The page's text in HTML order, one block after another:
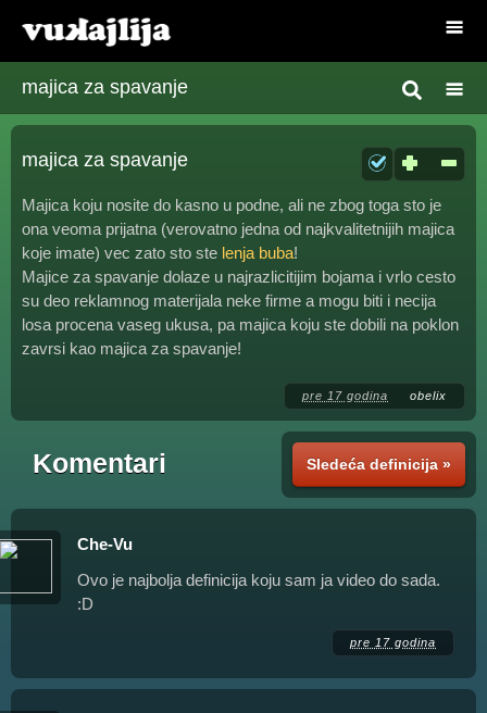
majica za spavanje
majica za spavanje
Majica koju nosite do kasno u podne, ali ne zbog toga sto je
ona veoma prijatna (verovatno jedna od najkvalitetnijih majica
koje imate) vec zato sto ste lenja buba!
Majice za spavanje dolaze u najrazlicitijim bojama i vrlo cesto
su deo reklamnog materijala neke firme a mogu biti i necija
losa procena vaseg ukusa, pa majica koju ste dobili na poklon
zavrsi kao majica za spavanje!
pre 17 godina obelix
Sledeća definicija »
Komentari
Che-Vu
Ovo je najbolja definicija koju sam ja video do sada.
:D
pre 17 godina